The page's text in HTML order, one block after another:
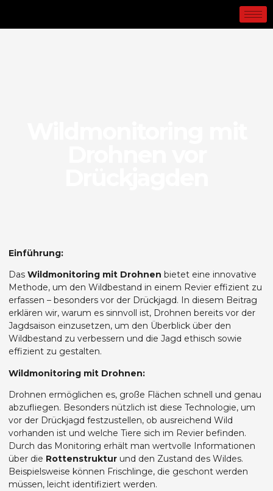
Einführung:
Das Wildmonitoring mit Drohnen bietet eine innovative
Methode, um den Wildbestand in einem Revier effizient zu
erfassen – besonders vor der Drückjagd. In diesem Beitrag
erklären wir, warum es sinnvoll ist, Drohnen bereits vor der
Jagdsaison einzusetzen, um den Überblick über den
Wildbestand zu verbessern und die Jagd ethisch sowie
effizient zu gestalten.
Wildmonitoring mit Drohnen:
Drohnen ermöglichen es, große Flächen schnell und genau
abzufliegen. Besonders nützlich ist diese Technologie, um
vor der Drückjagd festzustellen, ob ausreichend Wild
vorhanden ist und welche Tiere sich im Revier befinden.
Durch das Monitoring erhält man wertvolle Informationen
über die Rottenstruktur und den Zustand des Wildes.
Beispielsweise können Frischlinge, die geschont werden
müssen, leicht identifiziert werden.